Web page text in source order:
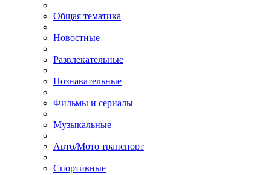
Общая тематика
Новостные
Развлекательные
Познавательные
Фильмы и сериалы
Музыкальные
Авто/Мото транспорт
Спортивные